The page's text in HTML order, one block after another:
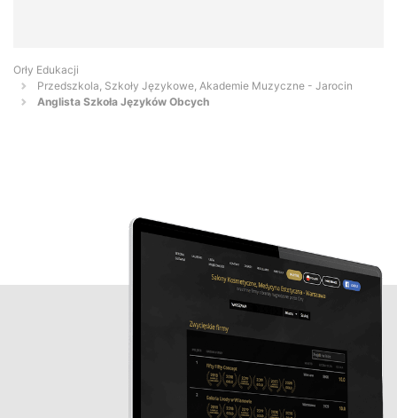
Orły Edukacji
Przedszkola, Szkoły Językowe, Akademie Muzyczne - Jarocin
Anglista Szkoła Języków Obcych